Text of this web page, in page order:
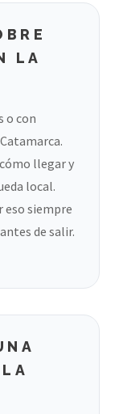
LA
o con
llegar y
local.
eso siempre
de salir.